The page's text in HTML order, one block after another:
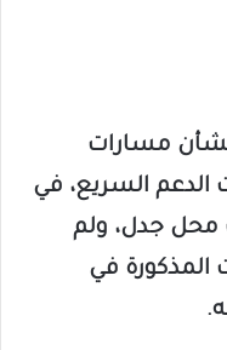
مسارات
الدعم السريع، في
محل جدل، ولم
في